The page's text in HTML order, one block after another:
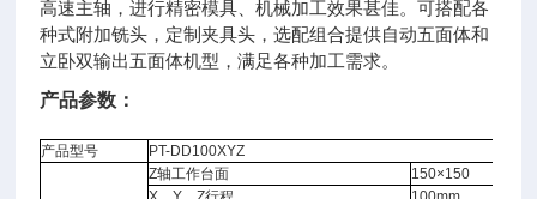
高速主轴，进行精密模具、机械加工效果甚佳。可搭配各
种式附加铣头，定制夹具头，选配组合提供自动五面体和
立卧双输出五面体机型，满足各种加工需求。
产品参数：
产品型号 PT-DD100XYZ
Z轴工作台面
150×150